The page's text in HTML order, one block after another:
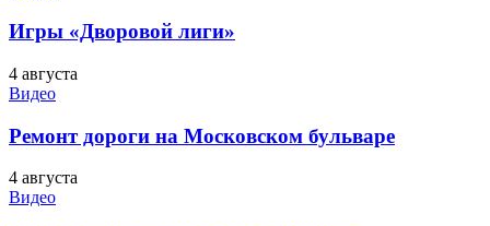
Игры «Дворовой лиги»
4 августа
Видео
Ремонт дороги на Московском бульваре
4 августа
Видео